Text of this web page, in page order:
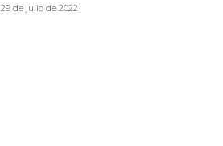
29 de julio de 2022